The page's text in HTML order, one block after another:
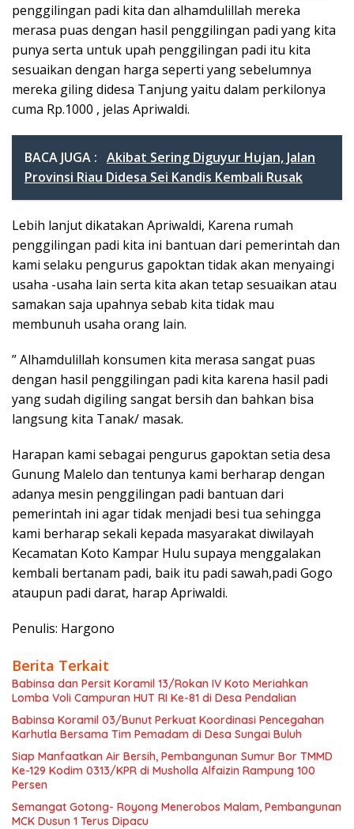
penggilingan padi kita dan alhamdulillah mereka
merasa puas dengan hasil penggilingan padi yang kita
punya serta untuk upah penggilingan padi itu kita
sesuaikan dengan harga seperti yang sebelumnya
mereka giling didesa Tanjung yaitu dalam perkilonya
cuma Rp.1000 , jelas Apriwaldi.
BACA JUGA : Akibat Sering Diguyur Hujan, Jalan
Provinsi Riau Didesa Sei Kandis Kembali Rusak
Lebih lanjut dikatakan Apriwaldi, Karena rumah
penggilingan padi kita ini bantuan dari pemerintah dan
kami selaku pengurus gapoktan tidak akan menyaingi
usaha -usaha lain serta kita akan tetap sesuaikan atau
samakan saja upahnya sebab kita tidak mau
membunuh usaha orang lain.
” Alhamdulillah konsumen kita merasa sangat puas
dengan hasil penggilingan padi kita karena hasil padi
yang sudah digiling sangat bersih dan bahkan bisa
langsung kita Tanak/ masak.
Harapan kami sebagai pengurus gapoktan setia desa
Gunung Malelo dan tentunya kami berharap dengan
adanya mesin penggilingan padi bantuan dari
pemerintah ini agar tidak menjadi besi tua sehingga
kami berharap sekali kepada masyarakat diwilayah
Kecamatan Koto Kampar Hulu supaya menggalakan
kembali bertanam padi, baik itu padi sawah,padi Gogo
ataupun padi darat, harap Apriwaldi.
Penulis: Hargono
Berita Terkait
Babinsa dan Persit Koramil 13/Rokan IV Koto Meriahkan
Lomba Voli Campuran HUT RI Ke-81 di Desa Pendalian
Babinsa Koramil 03/Bunut Perkuat Koordinasi Pencegahan
Karhutla Bersama Tim Pemadam di Desa Sungai Buluh
Siap Manfaatkan Air Bersih, Pembangunan Sumur Bor TMMD
Ke-129 Kodim 0313/KPR di Musholla Alfaizin Rampung 100
Persen
Semangat Gotong- Royong Menerobos Malam, Pembangunan
MCK Dusun 1 Terus Dipacu